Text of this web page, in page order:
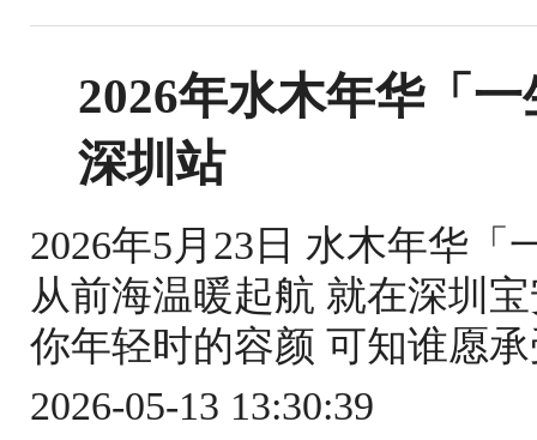
2026年水木年华「
深圳站
2026年5月23日 水木年华「
从前海温暖起航 就在深圳
你年轻时的容颜 可知谁愿
2026-05-13 13:30:39